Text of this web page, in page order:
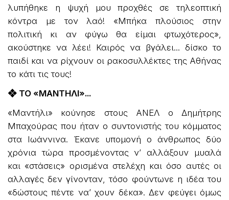
λυπήθηκε η ψυχή μου προχθές σε τηλεοπτική
κόντρα με τον λαό! «Μπήκα πλούσιος στην
πολιτική κι αν φύγω θα είμαι φτωχότερος»,
ακούστηκε να λέει! Καιρός να βγάλει... δίσκο το
παιδί και να ρίχνουν οι ρακοσυλλέκτες της Αθήνας
το κάτι τις τους!
❖ ΤΟ «ΜΑΝΤΗΛΙ»...
«Μαντήλι» κούνησε στους ΑΝΕΛ ο Δημήτρης
Μπαχούρας που ήταν ο συντονιστής του κόμματος
στα Ιωάννινα. Έκανε υπομονή ο άνθρωπος δύο
χρόνια τώρα προσμένοντας ν’ αλλάξουν μυαλά
και «στάσεις» ορισμένα στελέχη και όσο αυτές οι
αλλαγές δεν γίνονταν, τόσο φούντωνε η ιδέα του
«δώστους πέντε να’ χουν δέκα». Δεν φεύγει όμως